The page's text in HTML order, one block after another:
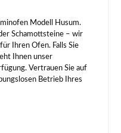
Modell Husum.
Schamottsteine – wir
Ihren Ofen. Falls Sie
Ihnen unser
Vertrauen Sie auf
Betrieb Ihres